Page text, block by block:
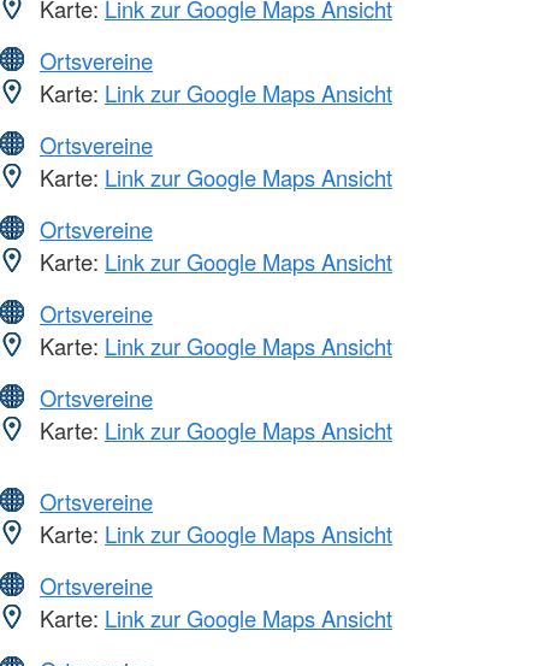
Karte: Link zur Google Maps Ansicht
Ortsvereine
Karte: Link zur Google Maps Ansicht
Ortsvereine
Karte: Link zur Google Maps Ansicht
Ortsvereine
Karte: Link zur Google Maps Ansicht
Ortsvereine
Karte: Link zur Google Maps Ansicht
Ortsvereine
Karte: Link zur Google Maps Ansicht
Ortsvereine
Karte: Link zur Google Maps Ansicht
Ortsvereine
Karte: Link zur Google Maps Ansicht